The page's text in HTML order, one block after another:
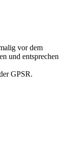
vor dem
und entsprechen
GPSR.